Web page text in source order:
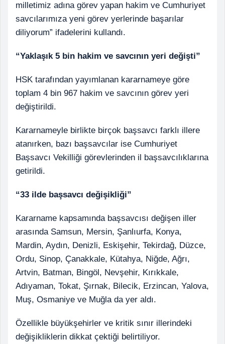
milletimiz adına görev yapan hakim ve Cumhuriyet
savcılarımıza yeni görev yerlerinde başarılar
diliyorum” ifadelerini kullandı.
“Yaklaşık 5 bin hakim ve savcının yeri değişti”
HSK tarafından yayımlanan kararnameye göre
toplam 4 bin 967 hakim ve savcının görev yeri
değiştirildi.
Kararnameyle birlikte birçok başsavcı farklı illere
atanırken, bazı başsavcılar ise Cumhuriyet
Başsavcı Vekilliği görevlerinden il başsavcılıklarına
getirildi.
“33 ilde başsavcı değişikliği”
Kararname kapsamında başsavcısı değişen iller
arasında Samsun, Mersin, Şanlıurfa, Konya,
Mardin, Aydın, Denizli, Eskişehir, Tekirdağ, Düzce,
Ordu, Sinop, Çanakkale, Kütahya, Niğde, Ağrı,
Artvin, Batman, Bingöl, Nevşehir, Kırıkkale,
Adıyaman, Tokat, Şırnak, Bilecik, Erzincan, Yalova,
Muş, Osmaniye ve Muğla da yer aldı.
Özellikle büyükşehirler ve kritik sınır illerindeki
değişikliklerin dikkat çektiği belirtiliyor.